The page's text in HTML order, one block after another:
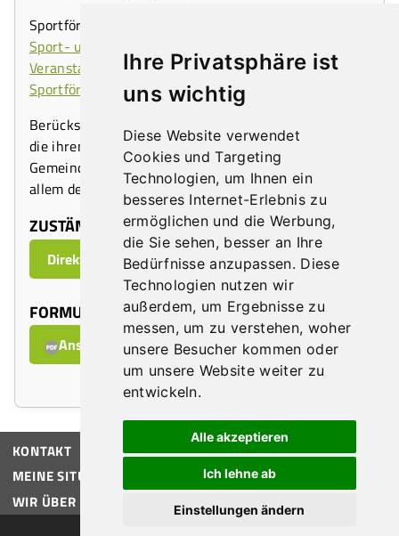
Ihre Privatsphäre ist
uns wichtig
Diese Website verwendet
Cookies und Targeting
Technologien, um Ihnen ein
besseres Internet-Erlebnis zu
ermöglichen und die Werbung,
die Sie sehen, besser an Ihre
Bedürfnisse anzupassen. Diese
Technologien nutzen wir
außerdem, um Ergebnisse zu
messen, um zu verstehen, woher
unsere Besucher kommen oder
um unsere Website weiter zu
entwickeln.
Alle akzeptieren
Ich lehne ab
Einstellungen ändern
Sportförderungen werden von der Fachabteilung
Sport- und Freizeitbetriebe,
Veranstaltungsmanagementbearbeitet (Link:
Sportförderungen).
Berücksichtigt werden Förderansuchen von Vereinen,
die ihren Sitz und ihren Tätigkeitsbereich in der
Gemeinde Tulln haben und deren Leistungen vor
allem der Tullner Bevölkerung zu Gute kommen.
ZUSTÄNDIGE ABTEILUNG:
Direktion
FORMULARE
Ansuchen Vereinsförderung
KONTAKT
MEINE SITUATION
WIR ÜBER UNS